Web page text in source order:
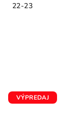
22-23
VÝPREDAJ